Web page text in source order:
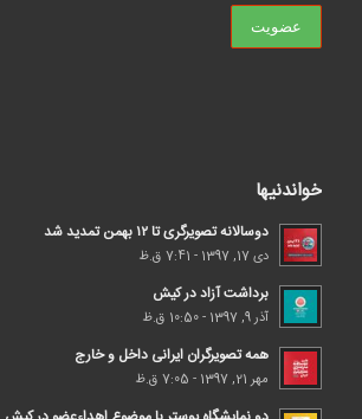
خواندنیها
دوسالانه تصویرگری تا ۱۲ بهمن تمدید شد
دی 17, 1397 - 7:41 ق.ظ
برداشت آزاد در کیش
آذر 9, 1397 - 10:50 ق.ظ
همه تصویرگران ایرانی داخل و خارج
مهر 21, 1397 - 7:05 ق.ظ